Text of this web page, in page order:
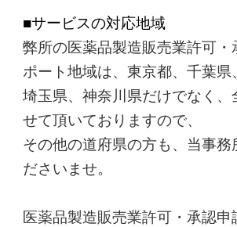
■サービスの対応地域
弊所の医薬品製造販売業許可・
ポート地域は、東京都、千葉県
埼玉県、神奈川県だけでなく、
せて頂いておりますので、
その他の道府県の方も、当事務
ださいませ。
医薬品製造販売業許可・承認申